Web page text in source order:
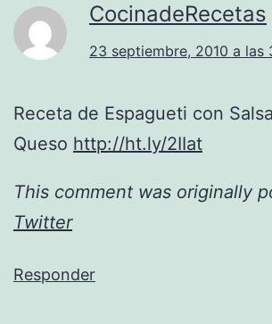
CocinadeRecetas
23 septiembre, 2010 a las
Receta de Espagueti con
Queso http://ht.ly/2IIat
This comment was originally
Twitter
Responder